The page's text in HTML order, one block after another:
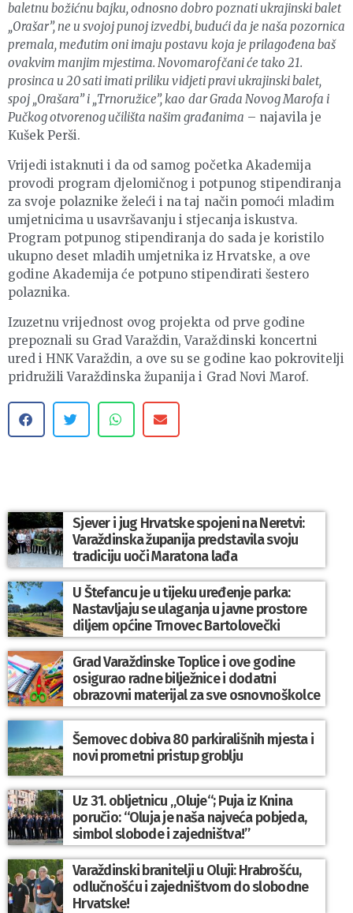
baletnu božićnu bajku, odnosno dobro poznati ukrajinski balet
„Orašar”, ne u svojoj punoj izvedbi, budući da je naša pozornica
premala, međutim oni imaju postavu koja je prilagođena baš
ovakvim manjim mjestima. Novomarofčani će tako 21.
prosinca u 20 sati imati priliku vidjeti pravi ukrajinski balet,
spoj „Orašara” i „Trnoružice”, kao dar Grada Novog Marofa i
Pučkog otvorenog učilišta našim građanima – najavila je
Kušek Perši.
Vrijedi istaknuti i da od samog početka Akademija
provodi program djelomičnog i potpunog stipendiranja
za svoje polaznike želeći i na taj način pomoći mladim
umjetnicima u usavršavanju i stjecanja iskustva.
Program potpunog stipendiranja do sada je koristilo
ukupno deset mladih umjetnika iz Hrvatske, a ove
godine Akademija će potpuno stipendirati šestero
polaznika.
Izuzetnu vrijednost ovog projekta od prve godine
prepoznali su Grad Varaždin, Varaždinski koncertni
ured i HNK Varaždin, a ove su se godine kao pokrovitelji
pridružili Varaždinska županija i Grad Novi Marof.
Sjever i jug Hrvatske spojeni na Neretvi:
Varaždinska županija predstavila svoju
tradiciju uoči Maratona lađa
U Štefancu je u tijeku uređenje parka:
Nastavljaju se ulaganja u javne prostore
diljem općine Trnovec Bartolovečki
Grad Varaždinske Toplice i ove godine
osigurao radne bilježnice i dodatni
obrazovni materijal za sve osnovnoškolce
Šemovec dobiva 80 parkirališnih mjesta i
novi prometni pristup groblju
Uz 31. obljetnicu „Oluje“; Puja iz Knina
poručio: “Oluja je naša najveća pobjeda,
simbol slobode i zajedništva!”
Varaždinski branitelji u Oluji: Hrabrošću,
odlučnošću i zajedništvom do slobodne
Hrvatske!